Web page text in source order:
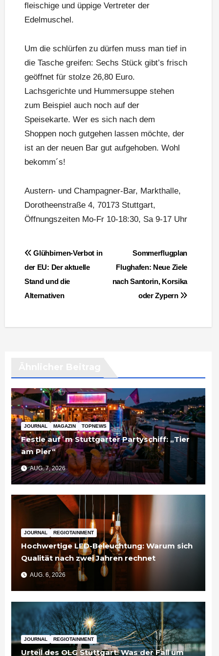
fleischige und üppige Vertreter der
Edelmuschel.
Um die schlürfen zu dürfen muss man tief in
die Tasche greifen: Sechs Stück gibt’s frisch
geöffnet für stolze 26,80 Euro.
Lachsgerichte und Hummersuppe stehen
zum Beispiel auch noch auf der
Speisekarte. Wer es sich nach dem
Shoppen noch gutgehen lassen möchte, der
ist an der neuen Bar gut aufgehoben. Wohl
bekomm´s!
Austern- und Champagner-Bar, Markthalle,
Dorotheenstraße 4, 70173 Stuttgart,
Öffnungszeiten Mo-Fr 10-18:30, Sa 9-17 Uhr
BeitragsnavigationSommerflugplan
Flughafen: Neue Ziele
nach Santorin, Korsika
oder Zypern
Glühbirnen-Verbot in
der EU: Der aktuelle
Stand und die
Alternativen
JOURNAL MAGAZIN TOPNEWS
Festle auf´m Stuttgarter Partyschiff: „Tier
am Pier“
AUG. 7, 2026
JOURNAL REGIOTAINMENT
Hochwertige LED-Beleuchtung: Warum sich
Qualität nach zwei Jahren rechnet
AUG. 6, 2026
JOURNAL REGIOTAINMENT
Urteil des OLG Stuttgart: Was der Fall um